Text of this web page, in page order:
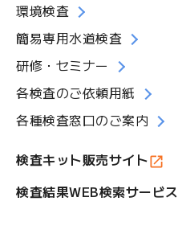
環境検査
簡易専用水道検査
研修・セミナー
各検査のご依頼用紙
各種検査窓口のご案内
検査キット販売サイト
検査結果WEB検索サービス